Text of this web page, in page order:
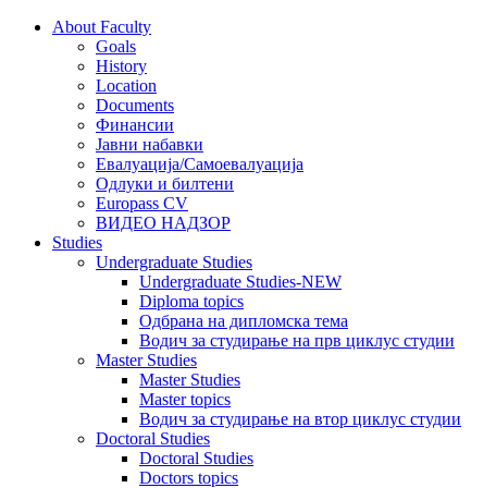
About Faculty
Goals
History
Location
Documents
Финансии
Јавни набавки
Евалуација/Самоевалуација
Одлуки и билтени
Europass CV
ВИДЕО НАДЗОР
Studies
Undergraduate Studies
Undergraduate Studies-NEW
Diploma topics
Одбрана на дипломска тема
Водич за студирање на прв циклус студии
Master Studies
Master Studies
Master topics
Водич за студирање на втор циклус студии
Doctoral Studies
Doctoral Studies
Doctors topics